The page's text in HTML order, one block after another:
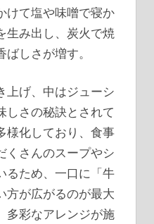
けて塩や味噌で寝か
生み出し、炭火で焼
しさが増す。
上げ、中はジューシ
しさの秘訣とされて
様化しており、食事
くさんのスープやシ
るため、一口に「牛
方が広がるのが最大
多彩なアレンジが施